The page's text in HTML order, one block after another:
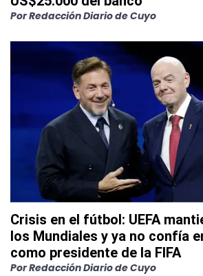
PorRedacción Diario de Cuyo
Crisis en el fútbol: UEFA
los Mundiales y ya no confía
como presidente de la FIFA
PorRedacción Diario de Cuyo